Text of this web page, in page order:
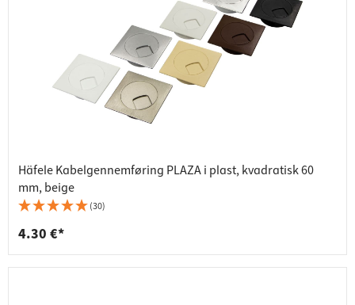
Häfele Kabelgennemføring PLAZA i plast, kvadratisk 60
mm, beige
(30)
4.30 €*